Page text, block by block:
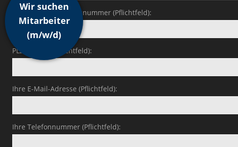
Wir suchen
Mitarbeiter
(m/w/d)
Ihre Straße und Hausnummer (Pflichtfeld):
PLZ und Ort (Pflichtfeld):
Ihre E-Mail-Adresse (Pflichtfeld):
Ihre Telefonnummer (Pflichtfeld):